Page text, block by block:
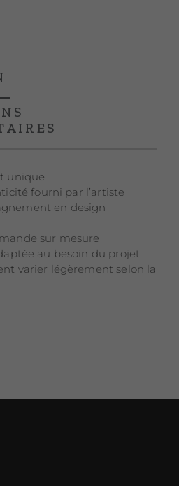
unique
fourni par l’artiste
en design
sur mesure
au besoin du projet
varier légèrement selon la